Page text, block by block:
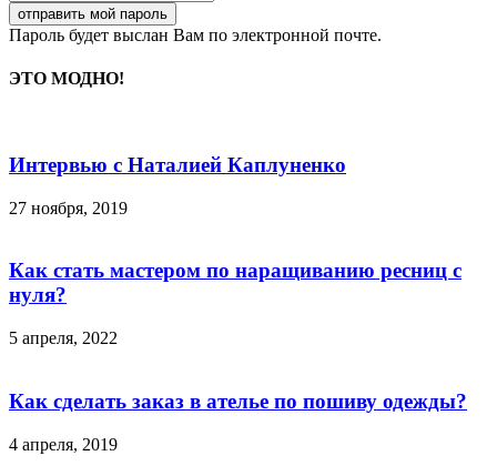
Пароль будет выслан Вам по электронной почте.
ЭТО МОДНО!
Интервью с Наталией Каплуненко
27 ноября, 2019
Как стать мастером по наращиванию ресниц с
нуля?
5 апреля, 2022
Как сделать заказ в ателье по пошиву одежды?
4 апреля, 2019